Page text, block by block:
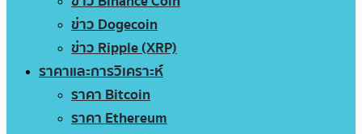
ข่าว Dogecoin
ข่าว Ripple (XRP)
ราคาและการวิเคราะห์
ราคา Bitcoin
ราคา Ethereum